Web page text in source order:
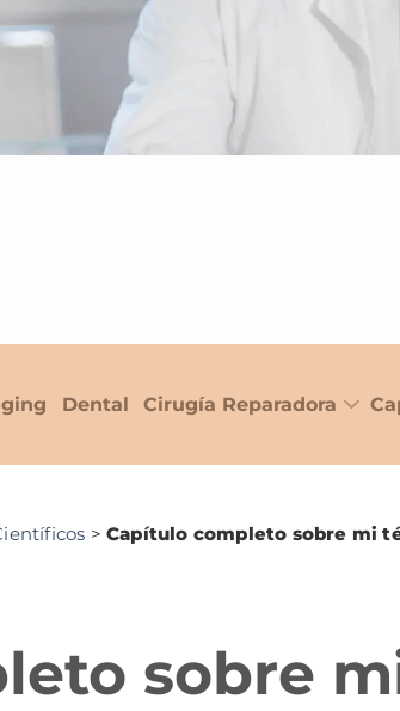
Dental Cirugía Reparadora
>Capítulo completo sobre mi
sobre